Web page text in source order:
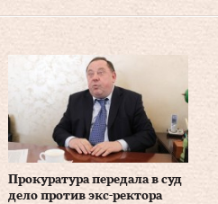
Прокуратура передала в суд
дело против экс-ректора